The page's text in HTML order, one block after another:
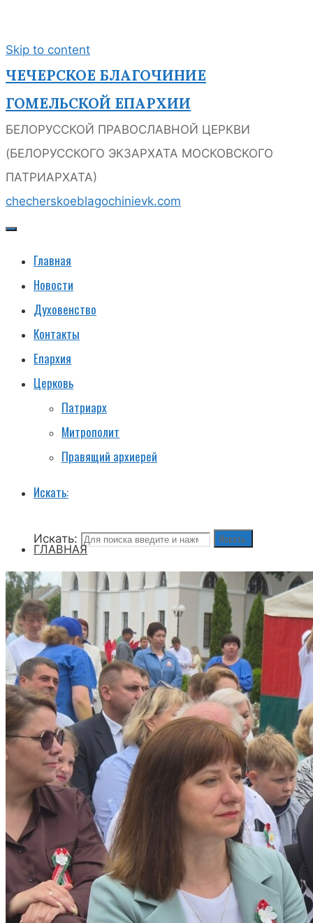
Skip to content
ЧЕЧЕРСКОЕ БЛАГОЧИНИЕ
ГОМЕЛЬСКОЙ ЕПАРХИИ
БЕЛОРУССКОЙ ПРАВОСЛАВНОЙ ЦЕРКВИ
(БЕЛОРУССКОГО ЭКЗАРХАТА МОСКОВСКОГО
ПАТРИАРХАТА)
checherskoeblagochinievk.com
Главная
Новости
Духовенство
Контакты
Епархия
Церковь
Патриарх
Митрополит
Правящий архиерей
Искать:
Искать: Искать:
ГЛАВНАЯ
НОВОСТИ
ДУХОВЕНСТВО
КОНТАКТЫ
ЕПАРХИЯ
ЦЕРКОВЬ
ПАТРИАРХ
МИТРОПОЛИТ
ПРАВЯЩИЙ АРХИЕРЕЙ
ИСКАТЬ: